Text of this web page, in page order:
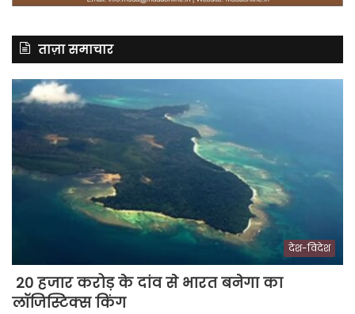
ताज़ा समाचार
देश-विदेश
20 हजार करोड़ के दांव से भारत बनेगा का
लॉजिस्टिक्स किंग